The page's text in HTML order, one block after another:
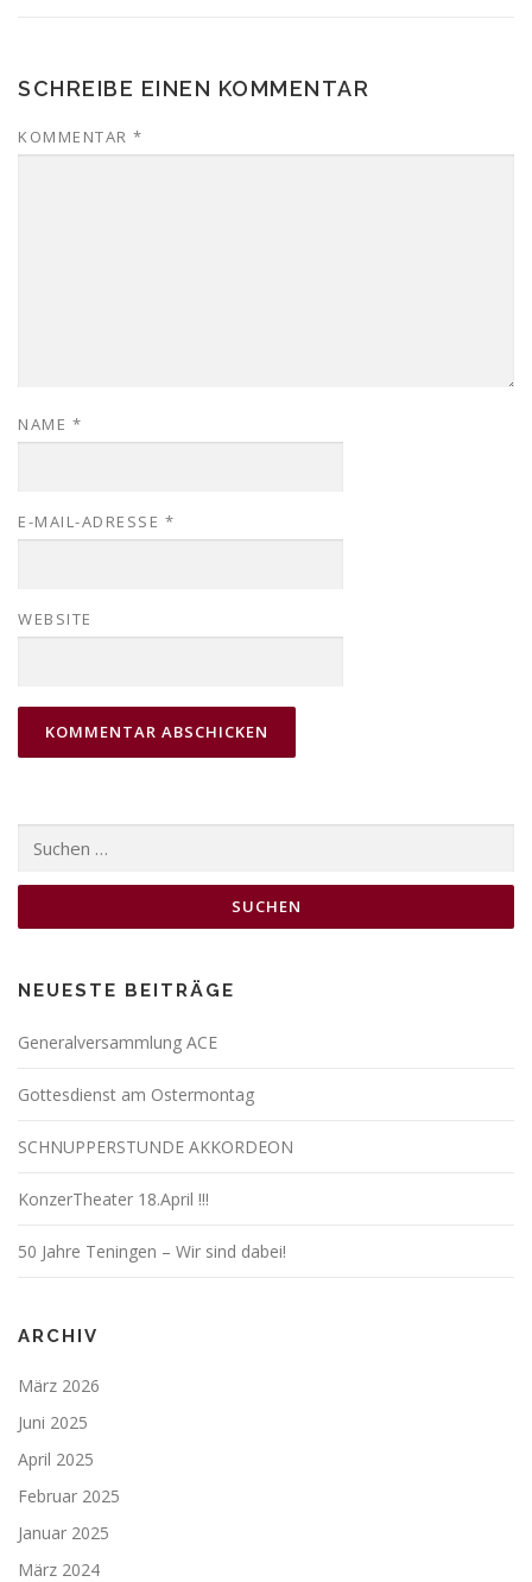
SCHREIBE EINEN KOMMENTAR
KOMMENTAR *
NAME *
E-MAIL-ADRESSE *
WEBSITE
nach:
NEUESTE BEITRÄGE
Generalversammlung ACE
Gottesdienst am Ostermontag
SCHNUPPERSTUNDE AKKORDEON
KonzerTheater 18.April !!!
50 Jahre Teningen – Wir sind dabei!
ARCHIV
März 2026
Juni 2025
April 2025
Februar 2025
Januar 2025
März 2024